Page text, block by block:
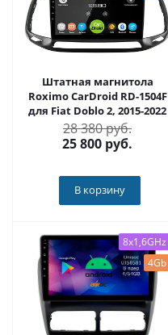
Штатная магнитола
Roximo CarDroid RD-1504F
для Fiat Doblo 2, 2015-2022
28 380 руб.
25 800 руб.
В корзину
8x1,6GHz
4Gb